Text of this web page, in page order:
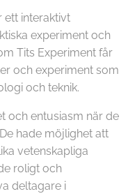
ett interaktivt
experiment och
Tits Experiment får
och experiment som
och teknik.
och entusiasm när de
hade möjlighet att
vetenskapliga
roligt och
deltagare i